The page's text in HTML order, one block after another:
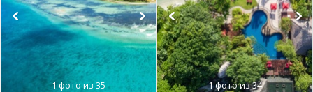
1фото из 35 1фото из 34